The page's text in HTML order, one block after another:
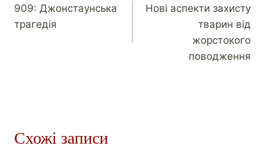
909: Джонстаунська
трагедія
Нові аспекти захисту
тварин від
жорстокого
поводження
Схожі записи